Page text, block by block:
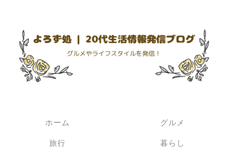
ホーム グルメ
旅行 暮らし